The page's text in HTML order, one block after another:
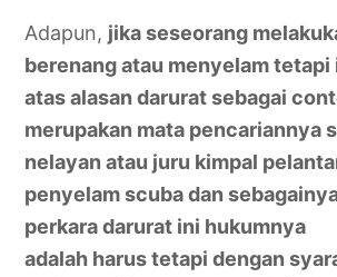
Adapun, jika seseorang
berenang atau menyelam tetapi
atas alasan darurat sebagai
merupakan mata pencariannya
nelayan atau juru kimpal
penyelam scuba dan
perkara darurat ini hukumnya
adalah harus tetapi dengan